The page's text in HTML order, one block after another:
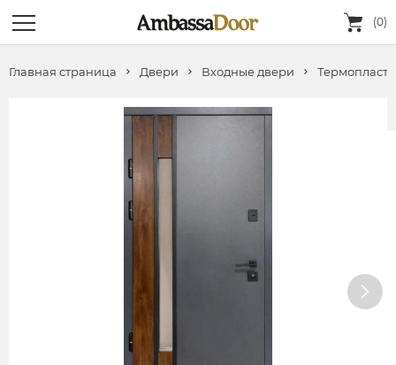
(0)
Главная страница Двери Входные двери Термопласт